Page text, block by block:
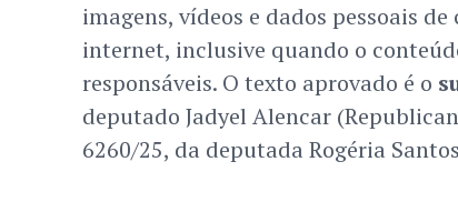
imagens, vídeos e dados pessoais
internet, inclusive quando o
responsáveis. O texto aprovado é o
deputado Jadyel Alencar
6260/25, da deputada Rogéria